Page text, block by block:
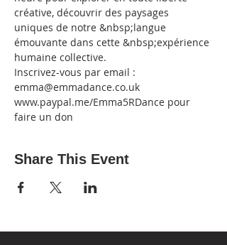
créative, découvrir des paysages
uniques de notre &nbsp;langue
émouvante dans cette &nbsp;expérience
humaine collective.
Inscrivez-vous par email :
emma@emmadance.co.uk
www.paypal.me/Emma5RDance pour
faire un don
Share This Event